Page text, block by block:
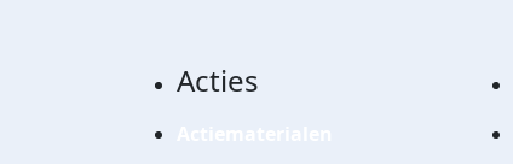
Acties